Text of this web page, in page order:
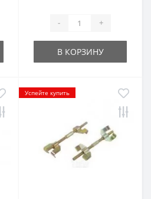
- +
В КОРЗИНУ
Успейте купить